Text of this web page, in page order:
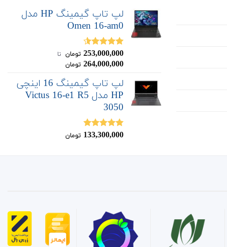
لپ تاپ گیمینگ HP مدل
Omen 16-am0
نمره4.50
از 5
253,000,000 تومان ‌ تا ‌
264,000,000 تومان
لپ تاپ گیمینگ 16 اینچی
HP مدل Victus 16-e1 R5
3050
نمره5.00
133,300,000 تومان